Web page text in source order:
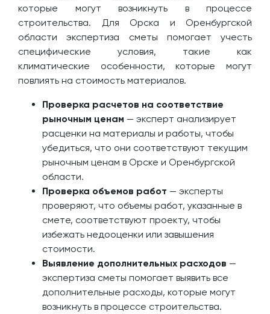
которые могут возникнуть в процессе
строительства. Для Орска и Оренбургской
области экспертиза сметы помогает учесть
специфические условия, такие как
климатические особенности, которые могут
повлиять на стоимость материалов.
Проверка расчетов на соответствие
рыночным ценам — эксперт анализирует
расценки на материалы и работы, чтобы
убедиться, что они соответствуют текущим
рыночным ценам в Орске и Оренбургской
области.
Проверка объемов работ — эксперты
проверяют, что объемы работ, указанные в
смете, соответствуют проекту, чтобы
избежать недооценки или завышения
стоимости.
Выявление дополнительных расходов —
экспертиза сметы помогает выявить все
дополнительные расходы, которые могут
возникнуть в процессе строительства.